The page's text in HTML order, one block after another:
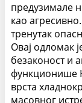
предузимале
као агресивно.
тренутак
Овај одломак
безаконост и
функционише
врста
масовног